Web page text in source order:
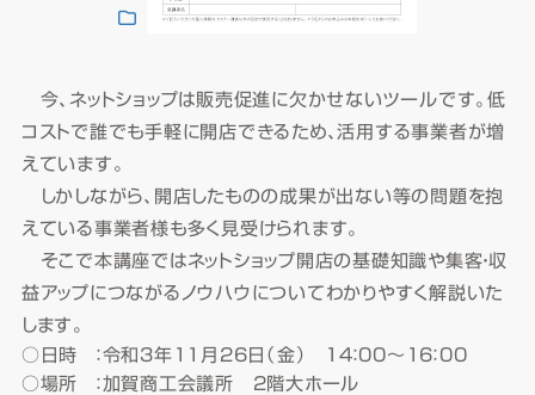
今、ネットショップは販売促進に欠かせないツールです。低
コストで誰でも手軽に開店できるため、活用する事業者が増
えています。
しかしながら、開店したものの成果が出ない等の問題を抱
えている事業者様も多く見受けられます。
そこで本講座ではネットショップ開店の基礎知識や集客・収
益アップにつながるノウハウについてわかりやすく解説いた
します。
○日時 ：令和3年11月26日（金） 14：00～16：00
○場所 ：加賀商工会議所 2階大ホール